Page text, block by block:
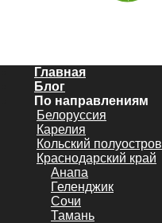
Главная
Блог
По направлениям
Белоруссия
Карелия
Кольский полуостров
Краснодарский край
Анапа
Геленджик
Сочи
Тамань